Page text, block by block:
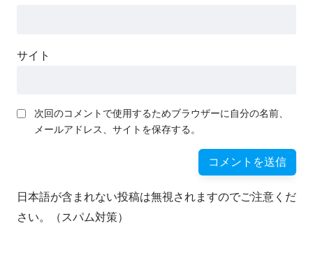
サイト
次回のコメントで使用するためブラウザーに自分の名前、
メールアドレス、サイトを保存する。
日本語が含まれない投稿は無視されますのでご注意くだ
さい。（スパム対策）